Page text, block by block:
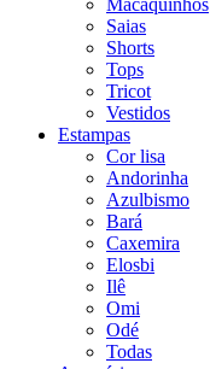
Macaquinhos
Saias
Shorts
Tops
Tricot
Vestidos
Estampas
Cor lisa
Andorinha
Azulbismo
Bará
Caxemira
Elosbi
Ilê
Omi
Odé
Todas